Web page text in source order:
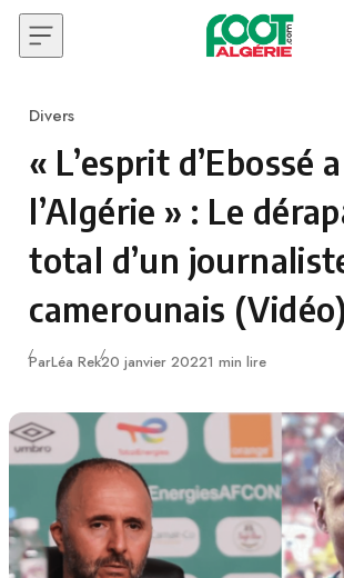
Skip to content
Category
Divers
« L’esprit d’Ebossé
l’Algérie » : Le
total d’un
camerounais (Vidéo)
ParLéa RekPublié
20 janvier 20221 min lire